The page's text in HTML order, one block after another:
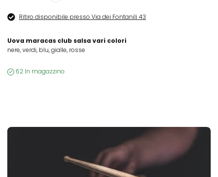
Ritiro disponibile presso Via dei Fontanili 43
Uova maracas club salsa vari colori
nere, verdi, blu, gialle, rosse
62 In magazzino